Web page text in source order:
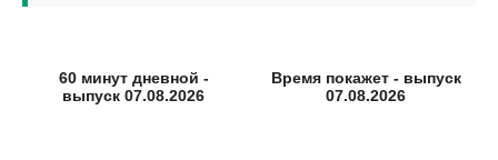
60 минут дневной -
выпуск 07.08.2026
Время покажет - выпуск
07.08.2026